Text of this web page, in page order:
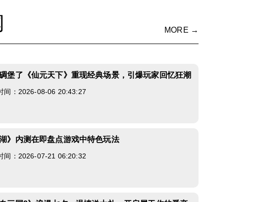
MORE →
堡了《仙元天下》重现经典场景，引爆玩家回忆狂潮
间：2026-08-06 20:43:27
湖》内测在即盘点游戏中特色玩法
间：2026-07-21 06:20:32